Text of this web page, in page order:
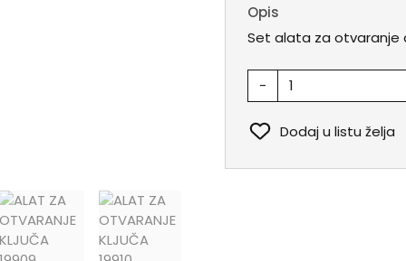
Opis
Set alata za otvaranje
-
Dodaj u listu želja